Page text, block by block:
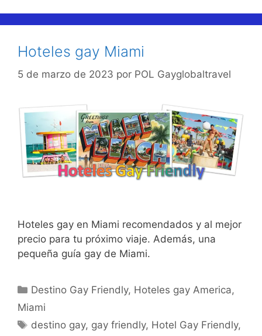
Hoteles gay Miami
5 de marzo de 2023 por POL Gayglobaltravel
Hoteles gay en Miami recomendados y al mejor
precio para tu próximo viaje. Además, una
pequeña guía gay de Miami.
Categorías
Destino Gay Friendly, Hoteles gay America,
Miami
Etiquetas
destino gay, gay friendly, Hotel Gay Friendly,